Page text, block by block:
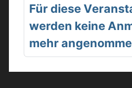
Für diese
werden keine
mehr